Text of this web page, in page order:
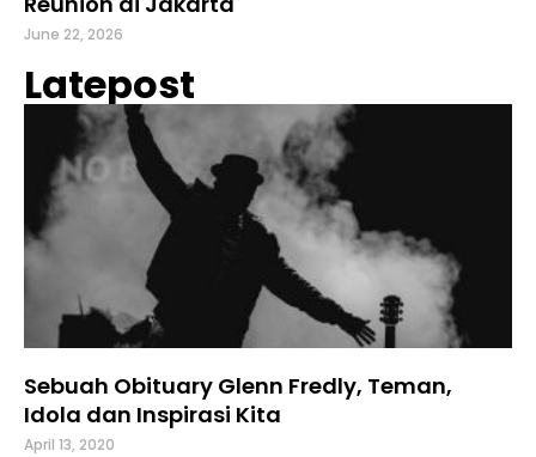
June 22, 2026
Latepost
Sebuah Obituary Glenn Fredly, Teman,
Idola dan Inspirasi Kita
April 13, 2020